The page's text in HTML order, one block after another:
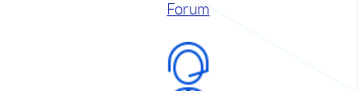
Forum